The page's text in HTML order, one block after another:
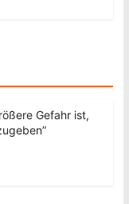
Gefahr ist,